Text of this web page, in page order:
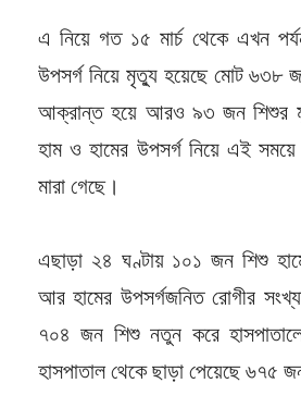
এ নিয়ে গত ১৫ মার্চ থেকে এখন
উপসর্গ নিয়ে মৃত্যু হয়েছে মোট ৬৩৮
আক্রান্ত হয়ে আরও ৯৩ জন শিশুর
হাম ও হামের উপসর্গ নিয়ে এই
মারা গেছে।
এছাড়া ২৪ ঘণ্টায় ১০১ জন শিশু
আর হামের উপসর্গজনিত রোগীর
৭০৪ জন শিশু নতুন করে
হাসপাতাল থেকে ছাড়া পেয়েছে ৬৭৫